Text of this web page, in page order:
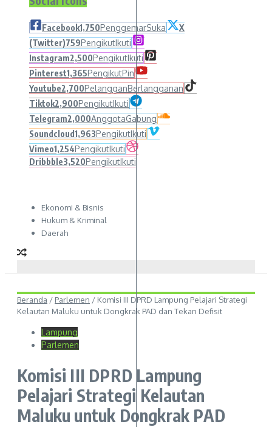
Facebook1,750PenggemarSuka
X
(Twitter)759PengikutIkuti
Instagram2,500PengikutIkuti
Pinterest1,365PengikutPin
Youtube2,700PelangganBerlangganan
Tiktok2,900PengikutIkuti
Telegram2,000AnggotaGabung
Soundcloud1,963PengikutIkuti
Vimeo1,254PengikutIkuti
Dribbble3,520PengikutIkuti
Ekonomi & Bisnis
Hukum & Kriminal
Daerah
Beranda / Parlemen / Komisi III DPRD Lampung Pelajari Strategi
Kelautan Maluku untuk Dongkrak PAD dan Tekan Defisit
Lampung
Parlemen
Komisi III DPRD Lampung
Pelajari Strategi Kelautan
Maluku untuk Dongkrak PAD